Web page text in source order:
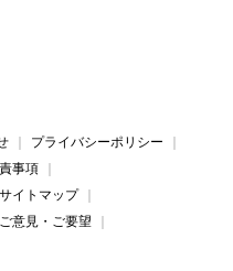
プライバシーポリシー
事項
サイトマップ
ご意見・ご要望